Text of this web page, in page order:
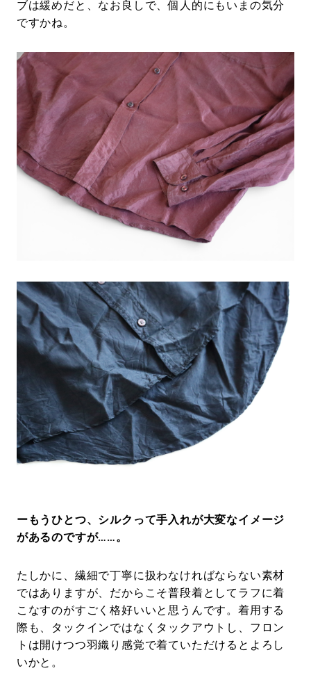
ブは緩めだと、なお良しで、個人的にもいまの気分
ですかね。
ーもうひとつ、シルクって手入れが大変なイメージ
があるのですが……。
たしかに、繊細で丁寧に扱わなければならない素材
ではありますが、だからこそ普段着としてラフに着
こなすのがすごく格好いいと思うんです。着用する
際も、タックインではなくタックアウトし、フロン
トは開けつつ羽織り感覚で着ていただけるとよろし
いかと。